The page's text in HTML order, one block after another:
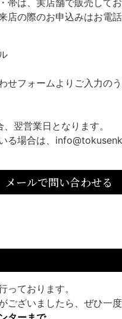
帯は、実店舗で販売して
店の際のお申込みはお電
せフォームよりご入力の
翌営業日となります。
る場合は、
メールで問い合わせる
っております。
ございましたら、ぜひ一